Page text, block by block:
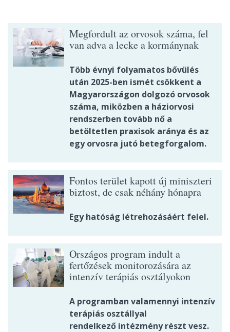
Megfordult az orvosok száma, fel
van adva a lecke a kormánynak
Több évnyi folyamatos bővülés
után 2025-ben ismét csökkent a
Magyarországon dolgozó orvosok
száma, miközben a háziorvosi
rendszerben tovább nő a
betöltetlen praxisok aránya és az
egy orvosra jutó betegforgalom.
Fontos terület kapott új miniszteri
biztost, de csak néhány hónapra
Egy hatóság létrehozásáért felel.
Országos program indult a
fertőzések monitorozására az
intenzív terápiás osztályokon
A programban valamennyi intenzív
terápiás osztállyal
rendelkező intézmény részt vesz.